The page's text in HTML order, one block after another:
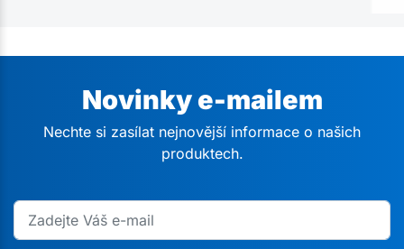
Novinky e-mailem
Nechte si zasílat nejnovější informace o našich
produktech.